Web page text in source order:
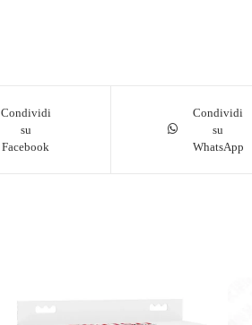
Condividi
su
Facebook
Condividi
su
WhatsApp